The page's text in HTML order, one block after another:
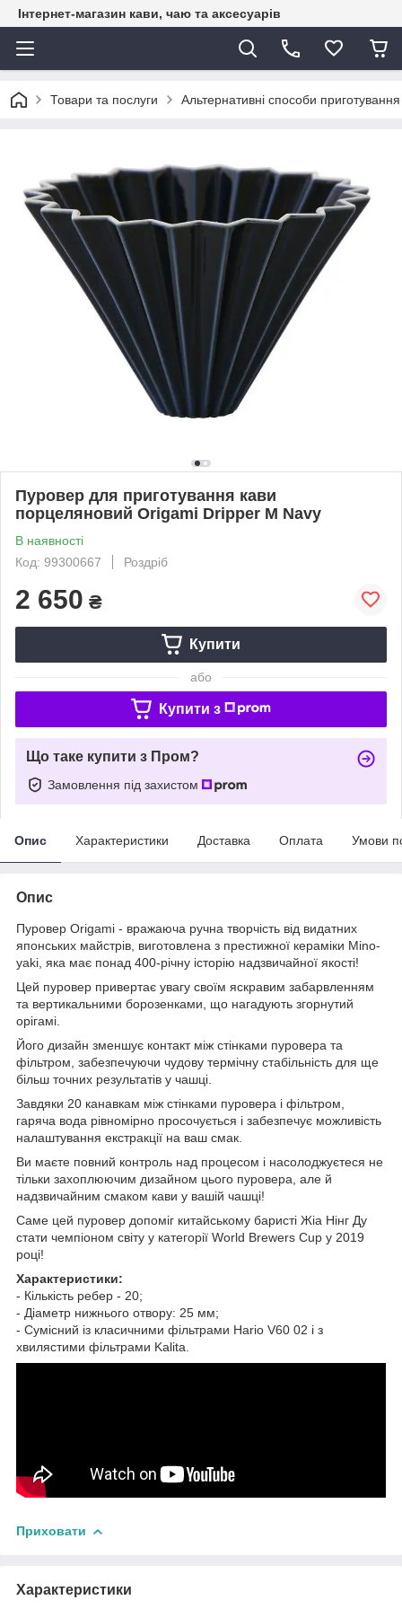
Інтернет-магазин кави, чаю та аксесуарів
Товари та послуги Альтернативні способи
Пуровер для приготування кави
порцеляновий Origami Dripper M Navy
В наявності
Код: 99300667
Роздріб
2 650 ₴
Купити
або
Купити з
Що таке купити з Пром?
Замовлення під захистом
Опис Характеристики Доставка Оплата Умови
Опис
Пуровер Origami - вражаюча ручна творчість від видатних
японських майстрів, виготовлена з престижної кераміки Mino-
yaki, яка має понад 400-річну історію надзвичайної якості!
Цей пуровер привертає увагу своїм яскравим забарвленням
та вертикальними борозенками, що нагадують згорнутий
орігамі.
Його дизайн зменшує контакт між стінками пуровера та
фільтром, забезпечуючи чудову термічну стабільність для ще
більш точних результатів у чашці.
Завдяки 20 канавкам між стінками пуровера і фільтром,
гаряча вода рівномірно просочується і забезпечує можливість
налаштування екстракції на ваш смак.
Ви маєте повний контроль над процесом і насолоджуєтеся не
тільки захоплюючим дизайном цього пуровера, але й
надзвичайним смаком кави у вашій чашці!
Саме цей пуровер допоміг китайському баристі Жіа Нінг Ду
стати чемпіоном світу у категорії World Brewers Cup у 2019
році!
Характеристики:
- Кількість ребер - 20;
- Діаметр нижнього отвору: 25 мм;
- Сумісний із класичними фільтрами Hario V60 02 і з
хвилястими фільтрами Kalita.
Приховати
Характеристики